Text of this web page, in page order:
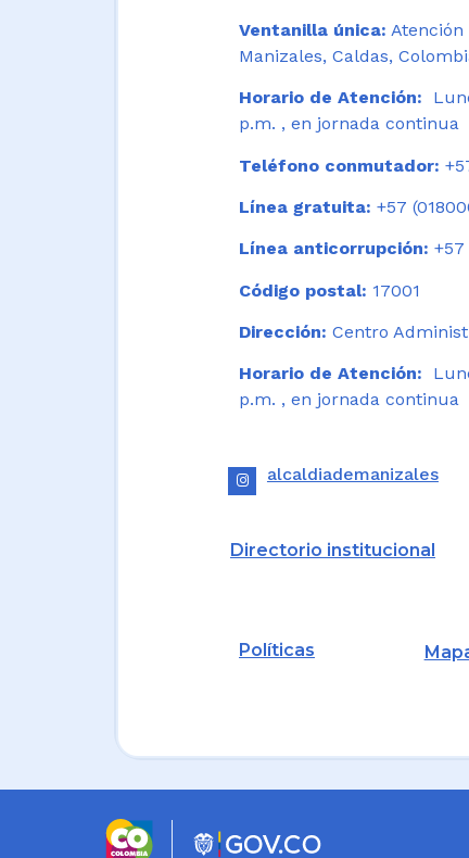
Ventanilla única:
Manizales, Caldas,
Horario de Atención:
p.m. , en jornada continua
Teléfono conmutador:
Línea gratuita: +57
Línea anticorrupción: +57
Código postal: 17001
Dirección: Centro
Horario de Atención:
p.m. , en jornada continua
alcaldiademanizales
Directorio institucional
Políticas